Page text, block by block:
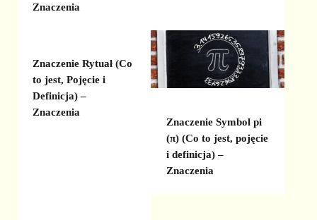
Znaczenia
Znaczenie Rytuał (Co
to jest, Pojęcie i
Definicja) –
Znaczenia
Znaczenie Symbol pi
(π) (Co to jest, pojęcie
i definicja) –
Znaczenia